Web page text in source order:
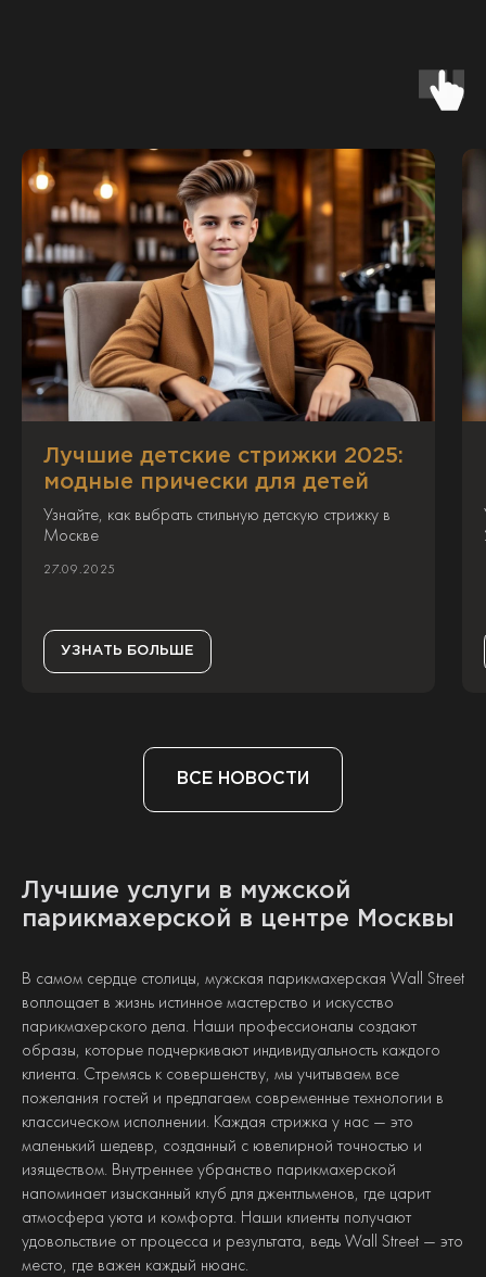
Лучшие детские стрижки 2025:
модные прически для детей
Узнайте, как выбрать стильную детскую стрижку в
Москве
27.09.2025
УЗНАТЬ БОЛЬШЕ
ВСЕ НОВОСТИ
Лучшие услуги в мужской
парикмахерской в центре Москвы
В самом сердце столицы, мужская парикмахерская Wall Street
воплощает в жизнь истинное мастерство и искусство
парикмахерского дела. Наши профессионалы создают
образы, которые подчеркивают индивидуальность каждого
клиента. Стремясь к совершенству, мы учитываем все
пожелания гостей и предлагаем современные технологии в
классическом исполнении. Каждая стрижка у нас — это
маленький шедевр, созданный с ювелирной точностью и
изяществом. Внутреннее убранство парикмахерской
напоминает изысканный клуб для джентльменов, где царит
атмосфера уюта и комфорта. Наши клиенты получают
удовольствие от процесса и результата, ведь Wall Street — это
место, где важен каждый нюанс.